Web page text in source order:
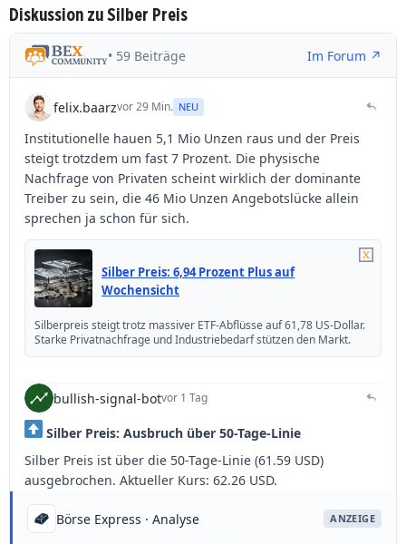
Diskussion zu Silber Preis